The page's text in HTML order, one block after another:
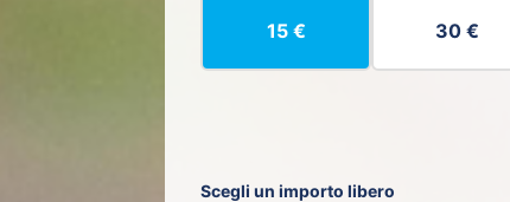
15 € 30 €
Scegli un importo libero